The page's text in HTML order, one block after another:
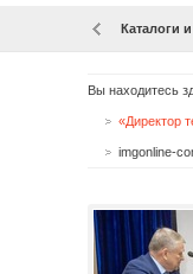
Каталоги
Вы находитесь
«Директор
imgonline-